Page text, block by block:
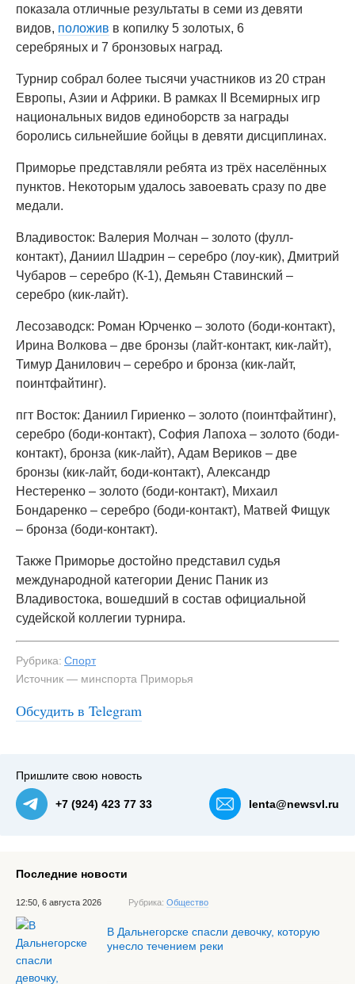
показала отличные результаты в семи из девяти
видов, положив в копилку 5 золотых, 6
серебряных и 7 бронзовых наград.
Турнир собрал более тысячи участников из 20 стран
Европы, Азии и Африки. В рамках II Всемирных игр
национальных видов единоборств за награды
боролись сильнейшие бойцы в девяти дисциплинах.
Приморье представляли ребята из трёх населённых
пунктов. Некоторым удалось завоевать сразу по две
медали.
Владивосток: Валерия Молчан – золото (фулл-
контакт), Даниил Шадрин – серебро (лоу-кик), Дмитрий
Чубаров – серебро (К-1), Демьян Ставинский –
серебро (кик-лайт).
Лесозаводск: Роман Юрченко – золото (боди-контакт),
Ирина Волкова – две бронзы (лайт-контакт, кик-лайт),
Тимур Данилович – серебро и бронза (кик-лайт,
поинтфайтинг).
пгт Восток: Даниил Гириенко – золото (поинтфайтинг),
серебро (боди-контакт), София Лапоха – золото (боди-
контакт), бронза (кик-лайт), Адам Вериков – две
бронзы (кик-лайт, боди-контакт), Александр
Нестеренко – золото (боди-контакт), Михаил
Бондаренко – серебро (боди-контакт), Матвей Фищук
– бронза (боди-контакт).
Также Приморье достойно представил судья
международной категории Денис Паник из
Владивостока, вошедший в состав официальной
судейской коллегии турнира.
Рубрика: Спорт
Источник — минспорта Приморья
Обсудить в Telegram
Пришлите свою новость
+7 (924) 423 77 33 lenta@newsvl.ru
Последние новости
12:50, 6 августа 2026 Рубрика: Общество
В Дальнегорске спасли девочку, которую
унесло течением реки